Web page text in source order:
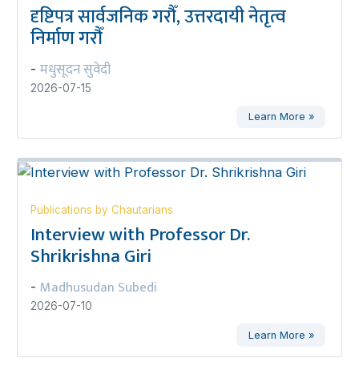
दृष्टिपत्र सार्वजनिक गरौँ, उत्तरदायी नेतृत्व
निर्माण गरौँ
- मधुसूदन सुवेदी
2026-07-15
Learn More »
Publications by Chautarians
Interview with Professor Dr.
Shrikrishna Giri
- Madhusudan Subedi
2026-07-10
Learn More »